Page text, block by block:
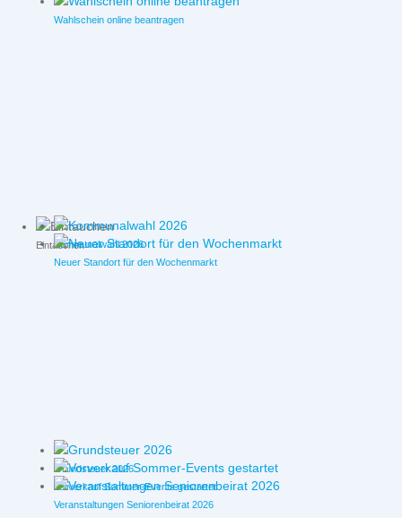
Eintauchen
Wahlschein online beantragen
Kommunalwahl 2026
Grundsteuer 2026
Neuer Standort für den Wochenmarkt
Vorverkauf Sommer-Events gestartet
Veranstaltungen Seniorenbeirat 2026